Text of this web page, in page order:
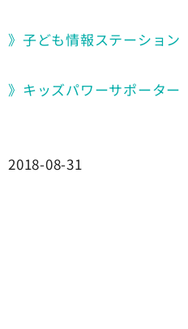
》子ども情報ステーション
》キッズパワーサポータ
2018-08-31